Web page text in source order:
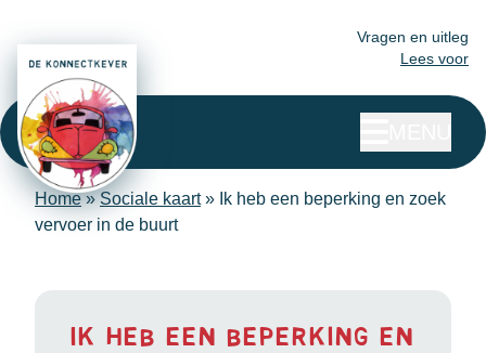
Vragen en uitleg
Lees voor
Home»Sociale kaart» Ik heb een beperking en zoek
vervoer in de buurt
Ik heb een beperking en